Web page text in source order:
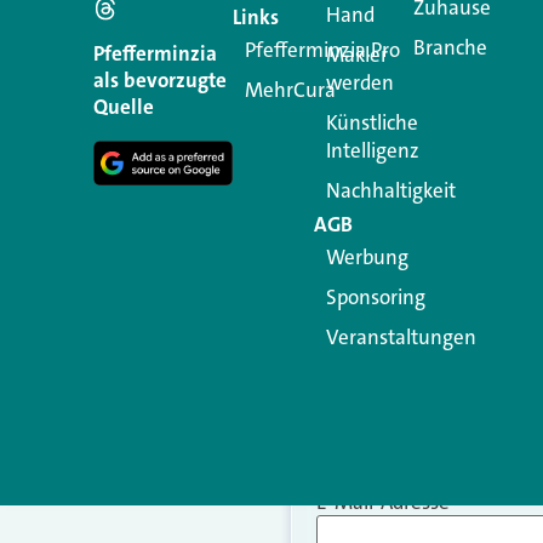
Ihre E-Mail-Adresse wird
Kommentar
E-Mail-Adresse*
Pfefferminzia
als bevorzugte
Quelle
Links
Pfefferminzia.Pro
MehrCura
Hand
Makler
werden
Künstliche
Intelligenz
Nachhaltigkeit
AGB
Werbung
Sponsoring
Veranstaltungen
Zuhause
Branche